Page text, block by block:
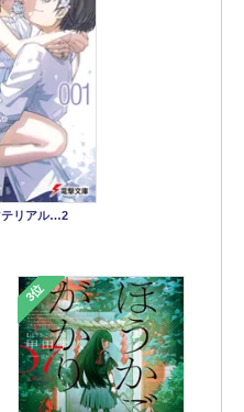
リアル…2
3位